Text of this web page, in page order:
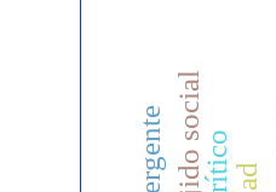
tejido social